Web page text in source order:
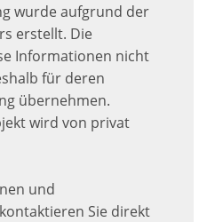
wurde aufgrund der
erstellt. Die
Informationen nicht
für deren
übernehmen.
wird von privat
und
Sie direkt